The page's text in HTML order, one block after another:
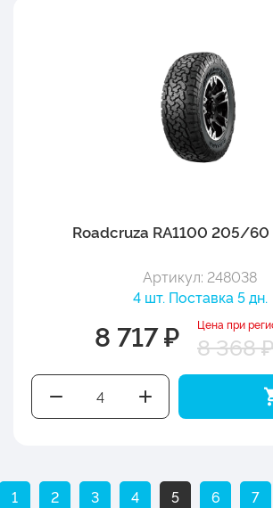
Roadcruza RA1100 205/60
Артикул: 248038
4 шт. Поставка 5 дн.
8 717 ₽ Цена при
8 368 ₽
1 2 3 4 5 6 7